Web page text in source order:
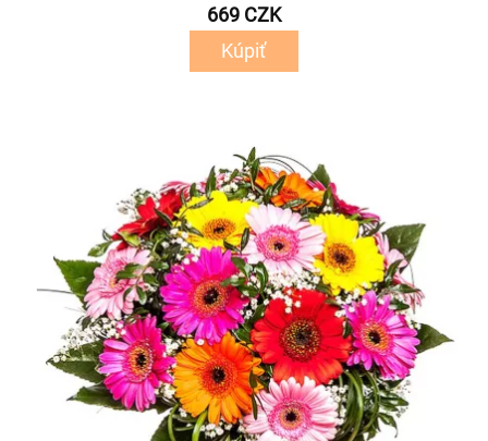
669 CZK
Kúpiť